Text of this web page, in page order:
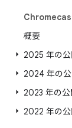
概要
2025 年の
2024 年の
2023 年の公
2022 年の